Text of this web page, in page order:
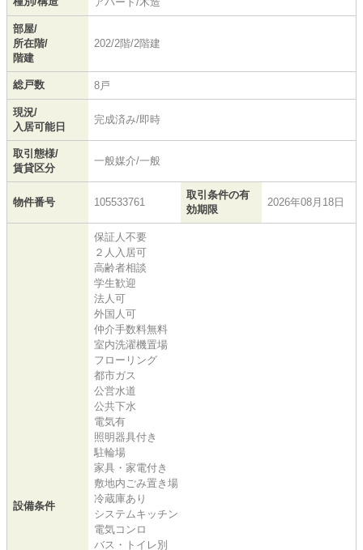
部屋/
所在階/
階建
202/2階/2階建
総戸数 8戸
現況/
入居可能日
完成済み/即時
取引態様/
賃貸区分
一般媒介/一般
物件番号 105533761
取引条件の有
効期限
2026年08月18日
設備条件
保証人不要
２人入居可
高齢者相談
学生歓迎
法人可
外国人可
仲介手数料無料
室内洗濯機置場
フローリング
都市ガス
公営水道
公共下水
電気有
照明器具付き
駐輪場
家具・家電付き
敷地内ごみ置き場
冷蔵庫あり
システムキッチン
電気コンロ
バス・トイレ別